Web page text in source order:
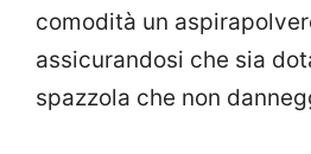
comodità un
assicurandosi che sia
spazzola che non